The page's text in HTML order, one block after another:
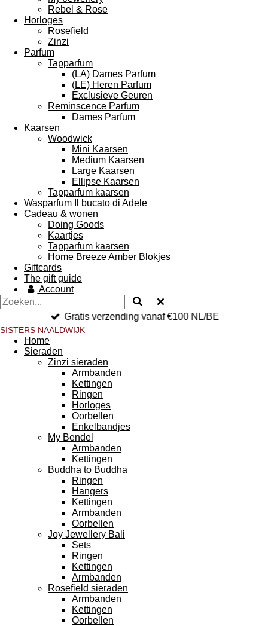
Rebel & Rose
Horloges
Rosefield
Zinzi
Parfum
Tapparfum
(LA) Dames Parfum
(LE) Heren Parfum
Exclusieve Geuren
Reminscence Parfum
Dames Parfum
Kaarsen
Woodwick
Mini Kaarsen
Medium Kaarsen
Large Kaarsen
Ellipse Kaarsen
Tapparfum kaarsen
Wasparfum Il bucato di Adele
Cadeau & wonen
Doing Goods
Kaartjes
Tapparfum kaarsen
Home Breeze Amber Blokjes
Giftcards
The gift guide
Account
Gratis verzending vanaf €100 NL/BE
SISTERS NAALDWIJK
Home
Sieraden
Zinzi sieraden
Armbanden
Kettingen
Ringen
Horloges
Oorbellen
Enkelbandjes
My Bendel
Armbanden
Kettingen
Buddha to Buddha
Ringen
Hangers
Kettingen
Armbanden
Oorbellen
Joy Jewellery Bali
Sets
Ringen
Kettingen
Armbanden
Rosefield sieraden
Armbanden
Kettingen
Oorbellen